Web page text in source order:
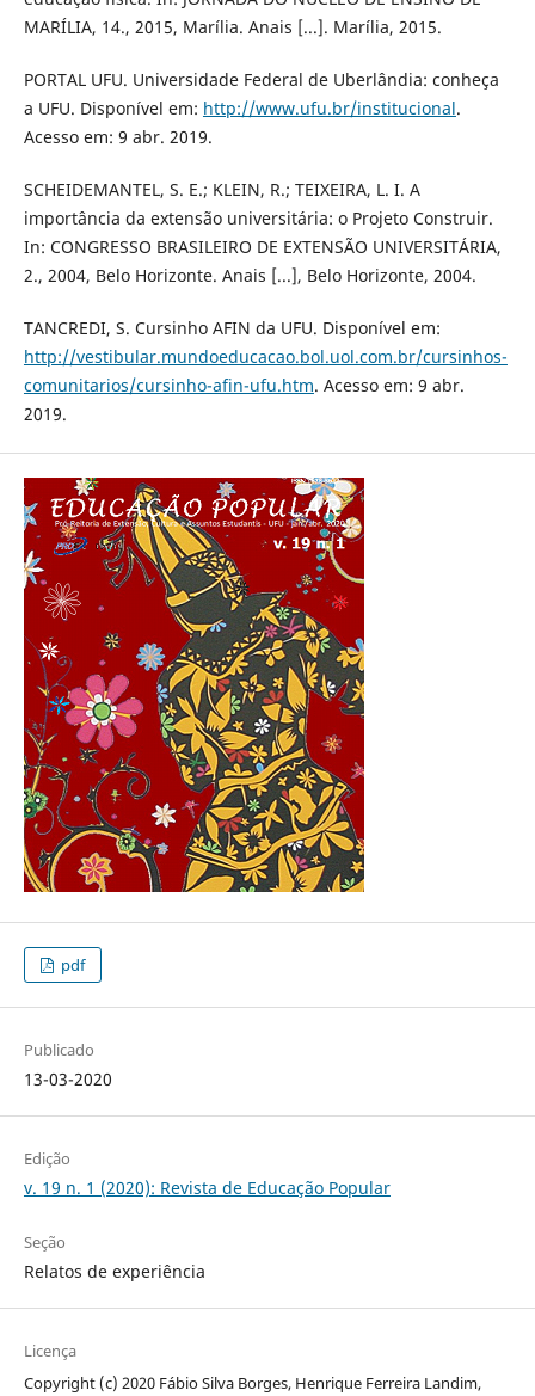
MARÍLIA, 14., 2015, Marília. Anais [...]. Marília, 2015.
PORTAL UFU. Universidade Federal de Uberlândia: conheça
a UFU. Disponível em: http://www.ufu.br/institucional.
Acesso em: 9 abr. 2019.
SCHEIDEMANTEL, S. E.; KLEIN, R.; TEIXEIRA, L. I. A
importância da extensão universitária: o Projeto Construir.
In: CONGRESSO BRASILEIRO DE EXTENSÃO UNIVERSITÁRIA,
2., 2004, Belo Horizonte. Anais [...], Belo Horizonte, 2004.
TANCREDI, S. Cursinho AFIN da UFU. Disponível em:
http://vestibular.mundoeducacao.bol.uol.com.br/cursinhos-
comunitarios/cursinho-afin-ufu.htm. Acesso em: 9 abr.
2019.
pdf
Publicado
13-03-2020
Edição
v. 19 n. 1 (2020): Revista de Educação Popular
Seção
Relatos de experiência
Licença
Copyright (c) 2020 Fábio Silva Borges, Henrique Ferreira Landim,